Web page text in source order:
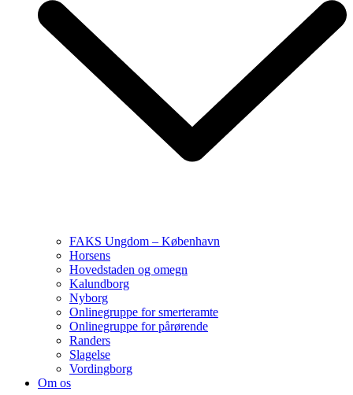
FAKS Ungdom – København
Horsens
Hovedstaden og omegn
Kalundborg
Nyborg
Onlinegruppe for smerteramte
Onlinegruppe for pårørende
Randers
Slagelse
Vordingborg
Om os